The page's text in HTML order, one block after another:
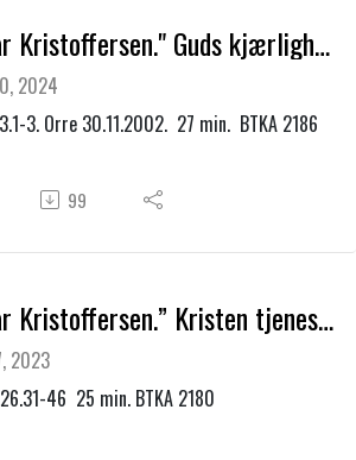
Einar Kristoffersen." Guds kjærlighet er uforanderlig."
2024
3. Orre 30.11.2002. 27 min. BTKA 2186
99
Einar Kristoffersen.” Kristen tjeneste.”
2023
46 25 min. BTKA 2180